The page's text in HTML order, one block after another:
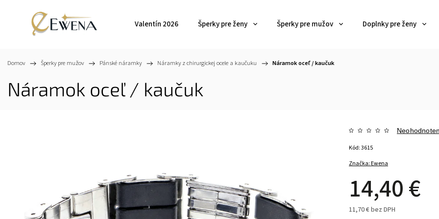
Valentín 2026 Šperky pre ženy Šperky pre mužov Doplnky pre ženy
Domov / Šperky pre mužov / Pánské náramky / Náramky z chirurgickej ocele a kaučuku / Náramok oceľ / kaučuk
Náramok oceľ / kaučuk
Značka:Ewena
14,40 €
11,70 € bez DPH
Kód:3615